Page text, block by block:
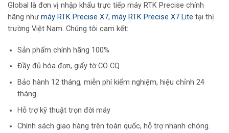
Global là đơn vị nhập khẩu trực tiếp máy RTK Precise chính
hãng như máy RTK Precise X7, máy RTK Precise X7 Lite tại thị
trường Việt Nam. Chúng tôi cam kết:
Sản phẩm chính hãng 100%
Đầy đủ hóa đơn, giấy tờ CO CQ
Bảo hành 12 tháng, miễn phí kiểm nghiệm, hiệu chỉnh 24
tháng.
Hỗ trợ kỹ thuật trọn đời máy
Chính sách giao hàng trên toàn quốc, hỗ trợ nhanh chóng.